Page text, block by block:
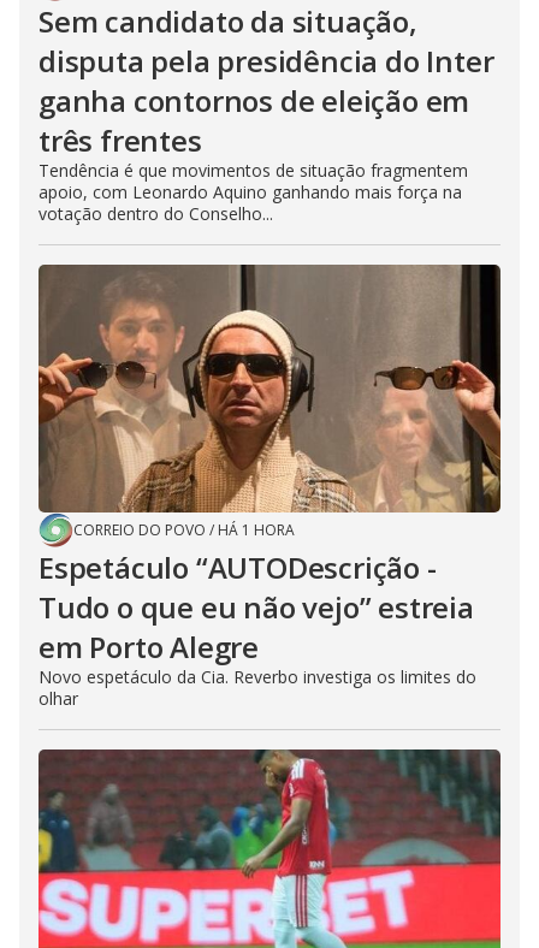
Sem candidato da situação,
disputa pela presidência do Inter
ganha contornos de eleição em
três frentes
Tendência é que movimentos de situação fragmentem
apoio, com Leonardo Aquino ganhando mais força na
votação dentro do Conselho...
CORREIO DO POVO / HÁ 1 HORA
Espetáculo “AUTODescrição -
Tudo o que eu não vejo” estreia
em Porto Alegre
Novo espetáculo da Cia. Reverbo investiga os limites do
olhar